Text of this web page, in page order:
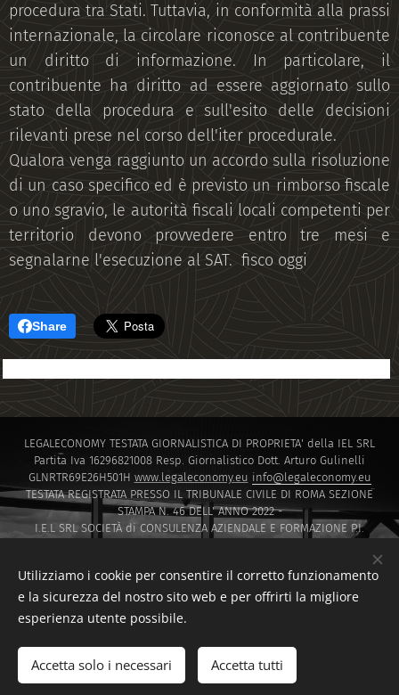
procedura tra Stati. Tuttavia, in conformità alla prassi
internazionale, la circolare riconosce al contribuente
un diritto di informazione. In particolare, il
contribuente ha diritto ad essere aggiornato sullo
stato della procedura e sull'esito delle decisioni
rilevanti prese nel corso dell'iter procedurale.
Qualora venga raggiunto un accordo sulla risoluzione
di un caso specifico ed è previsto un rimborso fiscale
o uno sgravio, le autorità fiscali locali competenti per
territorio devono provvedere entro tre mesi e
segnalarne l'esecuzione al SAT. fisco oggi
Share
LEGALECONOMY TESTATA GIORNALISTICA DI PROPRIETA' della IEL SRL
Partita Iva 16296821008 Resp. Giornalistico Dott. Arturo Gulinelli
GLNRTR69E26H501H www.legaleconomy.eu info@legaleconomy.eu
TESTATA REGISTRATA PRESSO IL TRIBUNALE CIVILE DI ROMA SEZIONE
STAMPA N. 46 DELL' ANNO 2022 -
I.E.L SRL SOCIETÀ di CONSULENZA AZIENDALE E FORMAZIONE P.I.
I.E.L. SRL SOCIETÀ di Capitali ISCRITTA PRESSO LA CAMERA DI COMMERCIO
Via Montello 30 00195 Roma
Sito creato da F.D.T CONSULTING di Francesco Di Tommaso
F.D.T. CONSULTING DI FRANCESCO DI TOMMASO
Utilizziamo i cookie per consentire il corretto funzionamento
e la sicurezza del nostro sito web e per offrirti la migliore
esperienza utente possibile.
Accetta solo i necessari Accetta tutti